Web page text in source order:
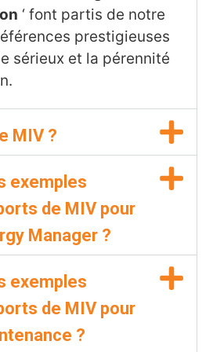
‘ font partis de notre
prestigieuses
sérieux et la pérennité
MIV ?
exemples
de MIV pour
Manager ?
exemples
de MIV pour
?